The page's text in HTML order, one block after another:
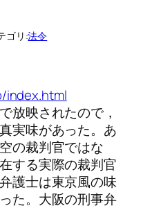
ゴリ:法令
index.html
放映されたので，
実味があった。あ
の裁判官ではな
する実際の裁判官
護士は東京風の味
た。大阪の刑事弁